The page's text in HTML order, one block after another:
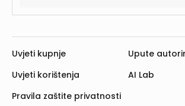
Uvjeti kupnje
Uvjeti korištenja
Pravila zaštite privatnosti
Upute
AI Lab